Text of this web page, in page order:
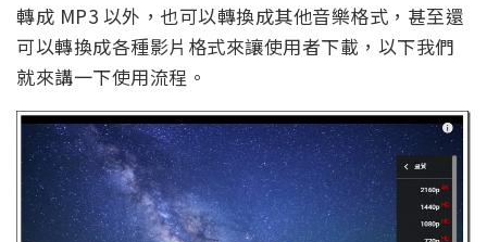
轉成 MP3 以外，也可以轉換成其他音樂格式，甚至還
可以轉換成各種影片格式來讓使用者下載，以下我們
就來講一下使用流程。